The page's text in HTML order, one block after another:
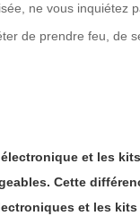
ne vous inquiétez
de prendre feu, de
et les
Cette
et les